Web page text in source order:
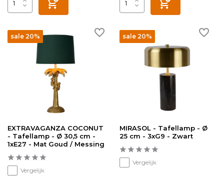
sale 20%
EXTRAVAGANZA COCONUT
- Tafellamp - Ø 30,5 cm -
1xE27 - Mat Goud / Messing
Vergelijk
sale 20%
MIRASOL - Tafellamp - Ø
25 cm - 3xG9 - Zwart
Vergelijk